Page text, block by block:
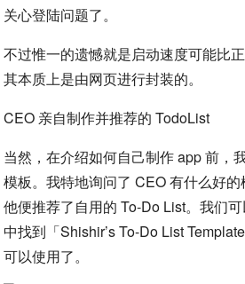
关心登陆问题了。
不过惟一的遗憾就是启动速度可能比
其本质上是由网页进行封装的。
CEO 亲自制作并推荐的 TodoList
当然，在介绍如何自己制作 app 前，
模板。我特地询问了 CEO 有什么好
他便推荐了自用的 To-Do List。我们
中找到「Shishir’s To-Do List
可以使用了。